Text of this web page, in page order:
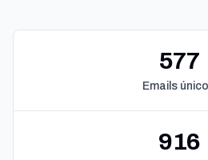
577
Emails
916